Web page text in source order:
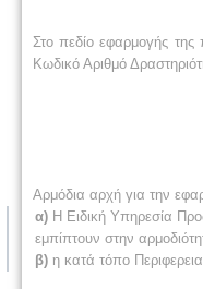
Στο πεδίο εφαρμογής
Κωδικό Αριθμό
Αρμόδια αρχή για την
α) Η Ειδική Υπηρεσία
εμπίπτουν στην
β) η κατά τόπο